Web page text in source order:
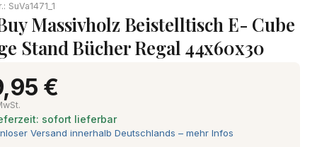
SuVa1471_1
Massivholz Beistelltisch E- Cube
Stand Bücher Regal 44x60x30
€
sofort lieferbar
Versand innerhalb Deutschlands – mehr Infos